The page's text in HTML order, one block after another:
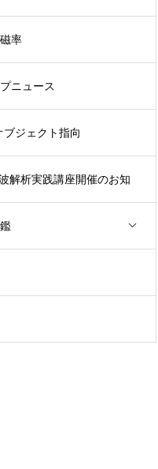
率
ニュース
ジェクト指向
解析実践講座開催のお知
：9月30日)